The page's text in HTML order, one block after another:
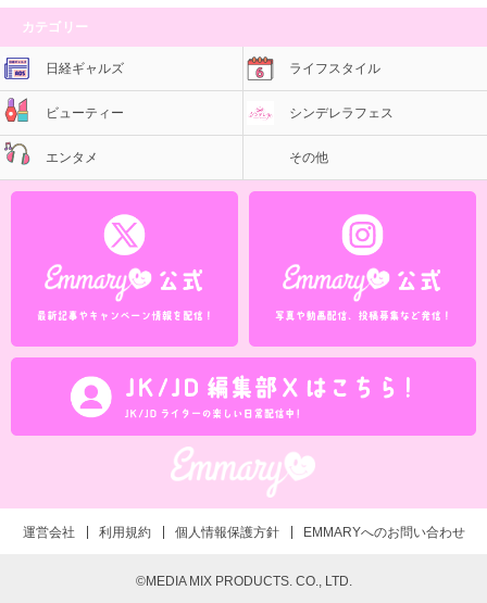
カテゴリー
日経ギャルズ ライフスタイル
ビューティー シンデレラフェス
エンタメ その他
運営会社 利用規約 個人情報保護方針 EMMARYへのお問い合わせ
©MEDIA MIX PRODUCTS. CO., LTD.